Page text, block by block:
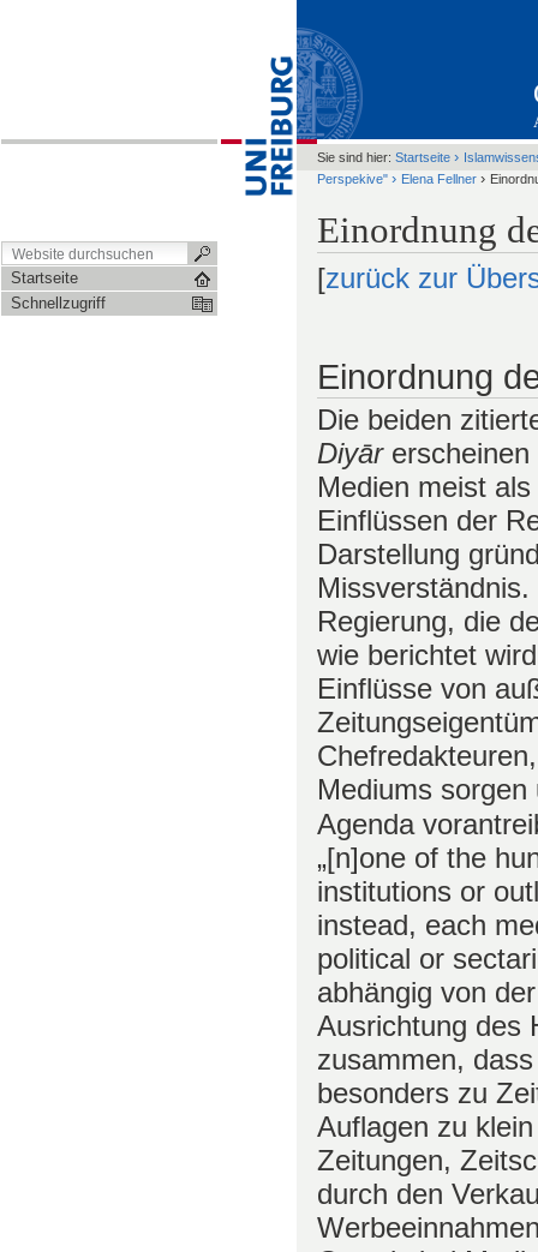
Startseite
Schnellzugriff
Sie sind hier: Startseite ›
Perspekive" › Elena Fellner ›
Einordnung
[zurück zur
Einordnung
Die beiden
Diyār
Medien meist
Einflüssen der
Darstellung
Regierung, die
wie berichtet
Einflüsse von
Mediums
Agenda
„[n]one of the
institutions or
instead, each
political or
abhängig von
Ausrichtung des
zusammen,
besonders zu
Auflagen zu
Zeitungen,
durch den